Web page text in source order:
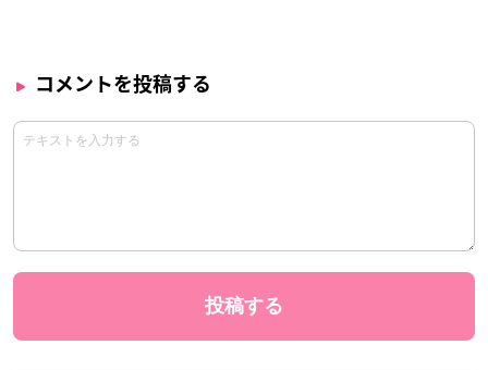
コメントを投稿する